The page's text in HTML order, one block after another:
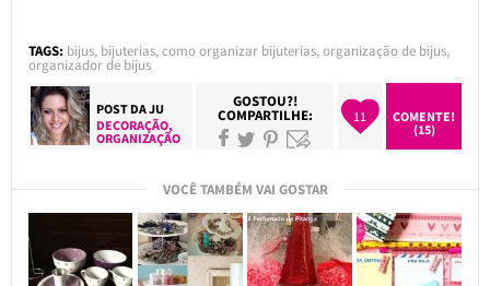
TAGS: bijus, bijuterias,como organizar bijuterias,organização de bijus,
organizador de bijus
POST DAJU
DECORAÇÃO,
ORGANIZAÇÃO
GOSTOU?!
COMPARTILHE: 11
COMENTE!
(15)
VOCÊ TAMBÉM VAI GOSTAR